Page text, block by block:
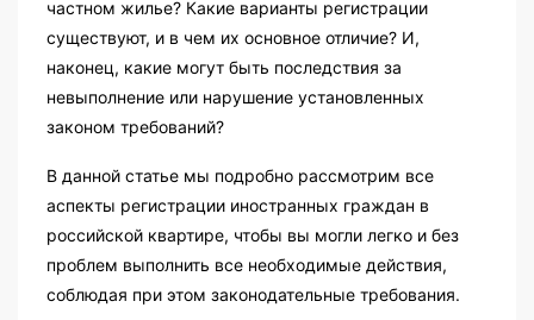
частном жилье? Какие варианты регистрации
существуют, и в чем их основное отличие? И,
наконец, какие могут быть последствия за
невыполнение или нарушение установленных
законом требований?
В данной статье мы подробно рассмотрим все
аспекты регистрации иностранных граждан в
российской квартире, чтобы вы могли легко и без
проблем выполнить все необходимые действия,
соблюдая при этом законодательные требования.